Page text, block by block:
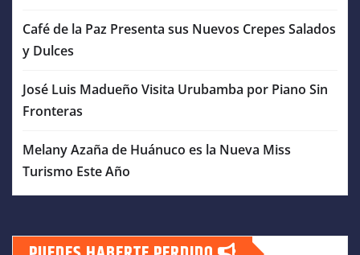
Café de la Paz Presenta sus Nuevos Crepes Salados
y Dulces
José Luis Madueño Visita Urubamba por Piano Sin
Fronteras
Melany Azaña de Huánuco es la Nueva Miss
Turismo Este Año